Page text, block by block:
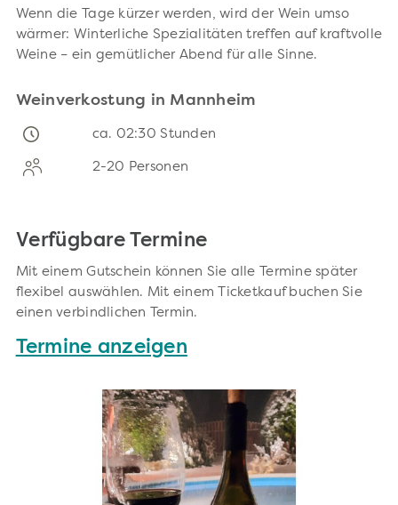
Wenn die Tage kürzer werden, wird der Wein umso
wärmer: Winterliche Spezialitäten treffen auf kraftvolle
Weine – ein gemütlicher Abend für alle Sinne.
Weinverkostung in Mannheim
ca. 02:30 Stunden
2-20 Personen
Verfügbare Termine
Mit einem Gutschein können Sie alle Termine später
flexibel auswählen. Mit einem Ticketkauf buchen Sie
einen verbindlichen Termin.
Termine anzeigen